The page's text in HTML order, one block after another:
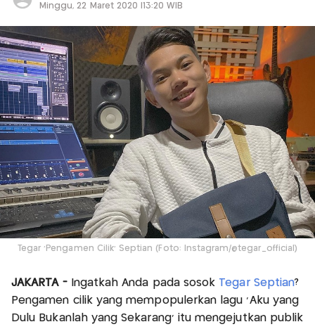
Minggu, 22 Maret 2020 |13:20 WIB
Tegar 'Pengamen Cilik' Septian (Foto: Instagram/@tegar_official)
JAKARTA - Ingatkah Anda pada sosok Tegar Septian?
Pengamen cilik yang mempopulerkan lagu 'Aku yang
Dulu Bukanlah yang Sekarang' itu mengejutkan publik